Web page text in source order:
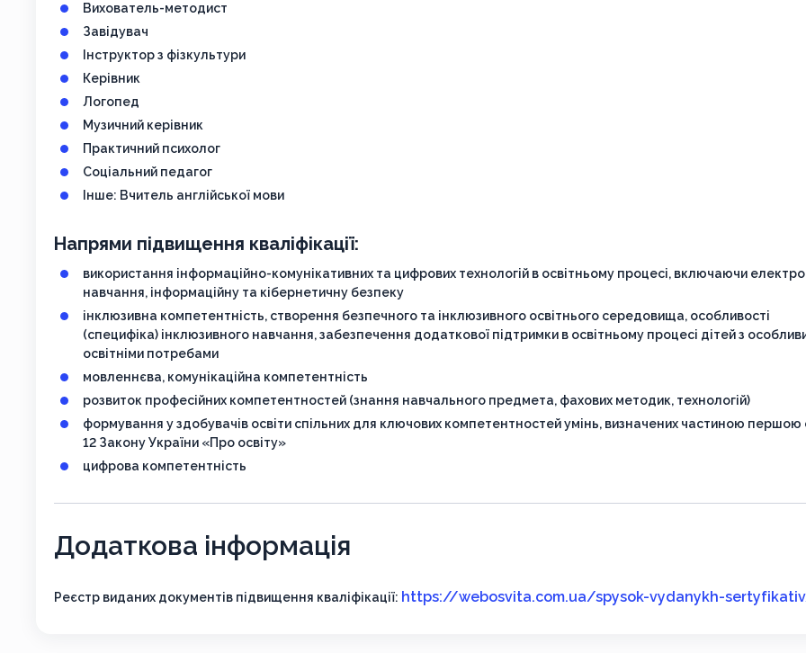
Вихователь-методист
Завідувач
Інструктор з фізкультури
Керівник
Логопед
Музичний керівник
Практичний психолог
Соціальний педагог
Інше: Вчитель англійської мови
Напрями підвищення кваліфікації:
використання інформаційно-комунікативних та цифрових технологій в освітньому процесі, включаючи
навчання, інформаційну та кібернетичну безпеку
інклюзивна компетентність, створення безпечного та інклюзивного освітнього середовища, особливості
(специфіка) інклюзивного навчання, забезпечення додаткової підтримки в освітньому процесі дітей з
освітніми потребами
мовленнєва, комунікаційна компетентність
розвиток професійних компетентностей (знання навчального предмета, фахових методик, технологій)
формування у здобувачів освіти спільних для ключових компетентностей умінь, визначених частиною першою
12 Закону України «Про освіту»
цифрова компетентність
Додаткова інформація
Реєстр виданих документів підвищення кваліфікації: https://webosvita.com.ua/spysok-vydanykh-